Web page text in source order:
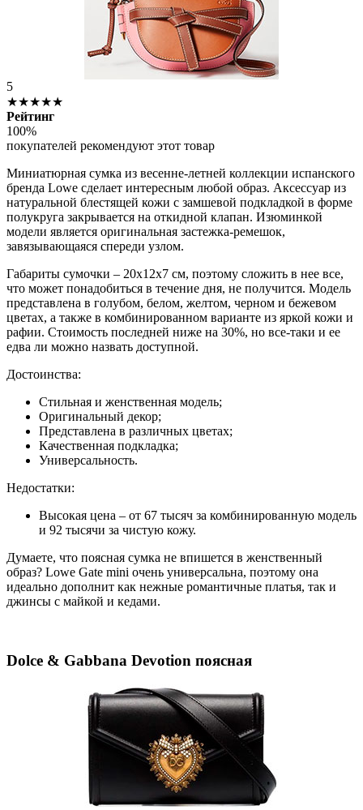
5
★★★★★
Рейтинг
100%
покупателей рекомендуют этот товар
Миниатюрная сумка из весенне-летней коллекции испанского
бренда Lowe сделает интересным любой образ. Аксессуар из
натуральной блестящей кожи с замшевой подкладкой в форме
полукруга закрывается на откидной клапан. Изюминкой
модели является оригинальная застежка-ремешок,
завязывающаяся спереди узлом.
Габариты сумочки – 20х12х7 см, поэтому сложить в нее все,
что может понадобиться в течение дня, не получится. Модель
представлена в голубом, белом, желтом, черном и бежевом
цветах, а также в комбинированном варианте из яркой кожи и
рафии. Стоимость последней ниже на 30%, но все-таки и ее
едва ли можно назвать доступной.
Достоинства:
Стильная и женственная модель;
Оригинальный декор;
Представлена в различных цветах;
Качественная подкладка;
Универсальность.
Недостатки:
Высокая цена – от 67 тысяч за комбинированную модель
и 92 тысячи за чистую кожу.
Думаете, что поясная сумка не впишется в женственный
образ? Lowe Gate mini очень универсальна, поэтому она
идеально дополнит как нежные романтичные платья, так и
джинсы с майкой и кедами.
Dolce & Gabbana Devotion поясная